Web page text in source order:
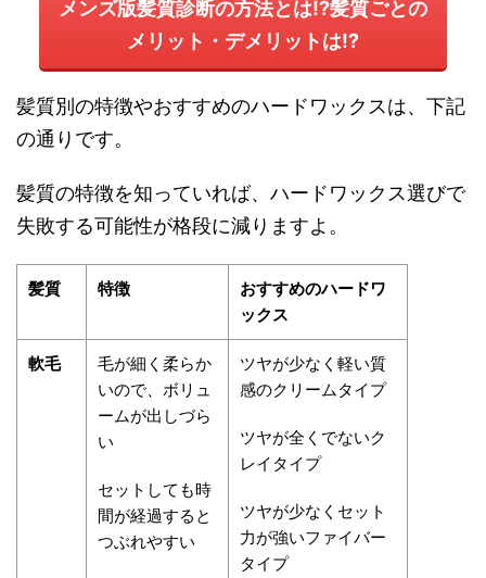
メンズ版髪質診断の方法とは!?髪質ごとの
メリット・デメリットは!?
髪質別の特徴やおすすめのハードワックスは、下記
の通りです。
髪質の特徴を知っていれば、ハードワックス選びで
失敗する可能性が格段に減りますよ。
髪質 特徴
おすすめのハードワ
ックス
軟毛
毛が細く柔らか
いので、ボリュ
ームが出しづら
い
セットしても時
間が経過すると
つぶれやすい
ツヤが少なく軽い質
感のクリームタイプ
ツヤが全くでないク
レイタイプ
ツヤが少なくセット
力が強いファイバー
タイプ